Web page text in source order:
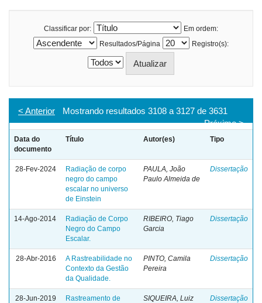
Classificar por:
Em ordem:
Resultados/Página
Registro(s):
Mostrando resultados 3108 a 3127 de 3631
< Anterior
Próximo >
Data do
documento
Título Autor(es) Tipo
28-Fev-2024
Radiação de corpo
negro do campo
escalar no universo
de Einstein
PAULA, João
Paulo Almeida de
Dissertação
14-Ago-2014
Radiação de Corpo
Negro do Campo
Escalar.
RIBEIRO, Tiago
Garcia
Dissertação
28-Abr-2016
A Rastreabilidade no
Contexto da Gestão
da Qualidade.
PINTO, Camila
Pereira
Dissertação
28-Jun-2019
Rastreamento de
SIQUEIRA, Luiz
Dissertação